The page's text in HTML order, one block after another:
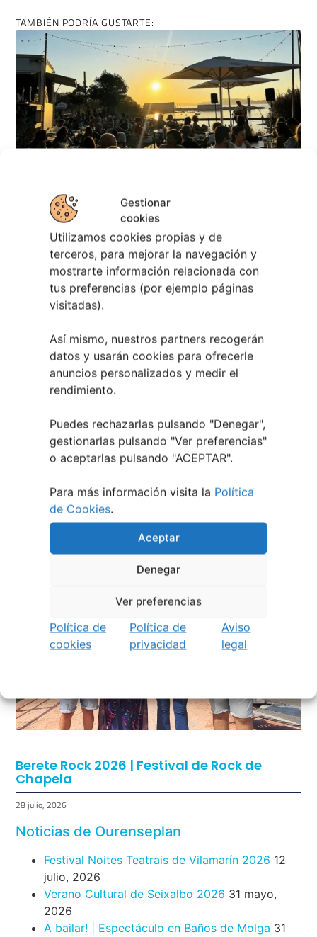
Gestionar
cookies
Utilizamos cookies propias y de
terceros, para mejorar la navegación y
mostrarte información relacionada con
tus preferencias (por ejemplo páginas
visitadas).
Así mismo, nuestros partners recogerán
datos y usarán cookies para ofrecerle
anuncios personalizados y medir el
rendimiento.
Puedes rechazarlas pulsando "Denegar",
gestionarlas pulsando "Ver preferencias"
o aceptarlas pulsando "ACEPTAR".
Para más información visita la Política
de Cookies.
Aceptar
Denegar
Ver preferencias
Política de
cookies
Política de
privacidad
Aviso
legal
TAMBIÉN PODRÍA GUSTARTE:
Regresan los Conciertos a los Chiringuitos
de Vigo
5 agosto, 2026
Eclipse Solar 2026 en Vigo: el Gran Evento
Astronómico
Berete Rock 2026 | Festival de Rock de
Chapela
28 julio, 2026
Noticias de Ourenseplan
Festival Noites Teatrais de Vilamarín 2026 12
julio, 2026
Verano Cultural de Seixalbo 2026 31 mayo,
2026
A bailar! | Espectáculo en Baños de Molga 31